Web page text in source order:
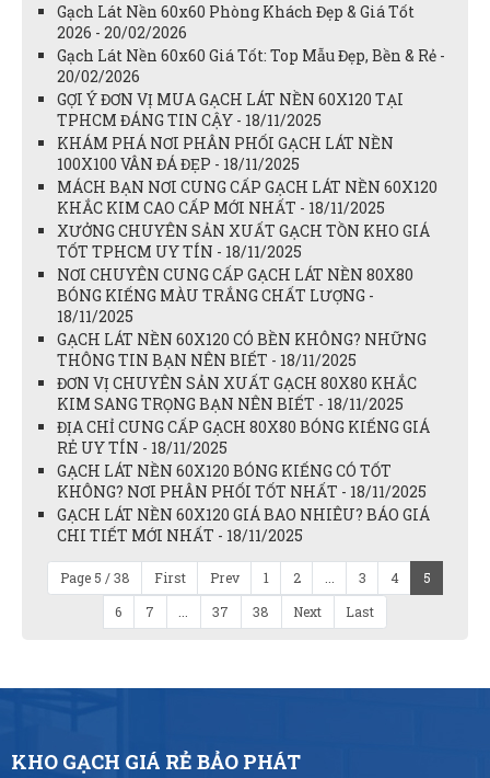
Gạch Lát Nền 60x60 Phòng Khách Đẹp & Giá Tốt
2026 - 20/02/2026
Gạch Lát Nền 60x60 Giá Tốt: Top Mẫu Đẹp, Bền & Rẻ -
20/02/2026
GỢI Ý ĐƠN VỊ MUA GẠCH LÁT NỀN 60X120 TẠI
TPHCM ĐÁNG TIN CẬY - 18/11/2025
KHÁM PHÁ NƠI PHÂN PHỐI GẠCH LÁT NỀN
100X100 VÂN ĐÁ ĐẸP - 18/11/2025
MÁCH BẠN NƠI CUNG CẤP GẠCH LÁT NỀN 60X120
KHẮC KIM CAO CẤP MỚI NHẤT - 18/11/2025
XƯỞNG CHUYÊN SẢN XUẤT GẠCH TỒN KHO GIÁ
TỐT TPHCM UY TÍN - 18/11/2025
NƠI CHUYÊN CUNG CẤP GẠCH LÁT NỀN 80X80
BÓNG KIẾNG MÀU TRẮNG CHẤT LƯỢNG -
18/11/2025
GẠCH LÁT NỀN 60X120 CÓ BỀN KHÔNG? NHỮNG
THÔNG TIN BẠN NÊN BIẾT - 18/11/2025
ĐƠN VỊ CHUYÊN SẢN XUẤT GẠCH 80X80 KHẮC
KIM SANG TRỌNG BẠN NÊN BIẾT - 18/11/2025
ĐỊA CHỈ CUNG CẤP GẠCH 80X80 BÓNG KIẾNG GIÁ
RẺ UY TÍN - 18/11/2025
GẠCH LÁT NỀN 60X120 BÓNG KIẾNG CÓ TỐT
KHÔNG? NƠI PHÂN PHỐI TỐT NHẤT - 18/11/2025
GẠCH LÁT NỀN 60X120 GIÁ BAO NHIÊU? BÁO GIÁ
CHI TIẾT MỚI NHẤT - 18/11/2025
Page 5 / 38 First Prev 1 2 ... 3 4
5
6
7 ... 37 38 Next Last
KHO GẠCH GIÁ RẺ BẢO PHÁT